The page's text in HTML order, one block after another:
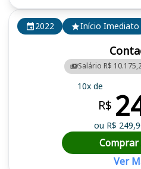
2022 Início Imediato
Salário R$
10x de
R$
ou R$
Comprar
Ver